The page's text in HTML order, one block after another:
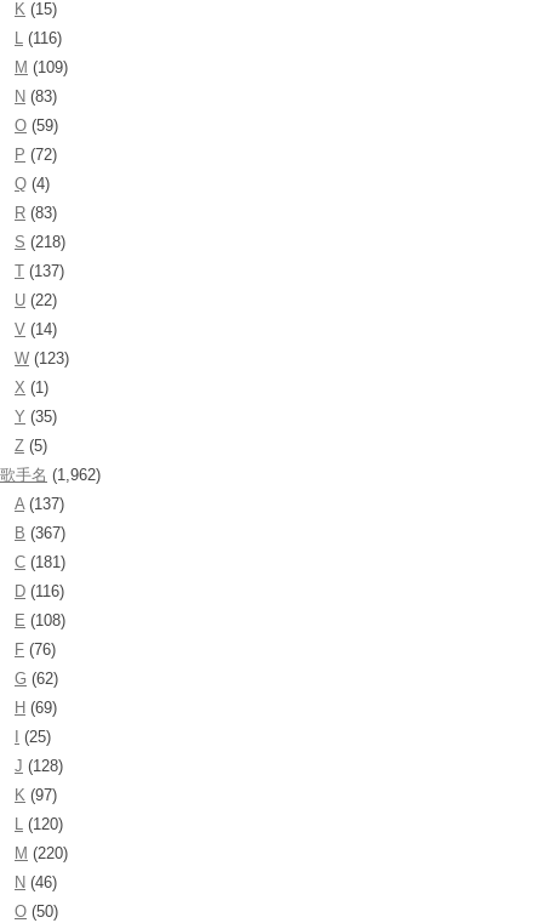
K (15)
L (116)
M (109)
N (83)
O (59)
P (72)
Q (4)
R (83)
S (218)
T (137)
U (22)
V (14)
W (123)
X (1)
Y (35)
Z (5)
歌手名 (1,962)
A(137)
B (367)
C (181)
D (116)
E (108)
F (76)
G (62)
H (69)
(25)
J (128)
K (97)
L (120)
M (220)
N (46)
O (50)